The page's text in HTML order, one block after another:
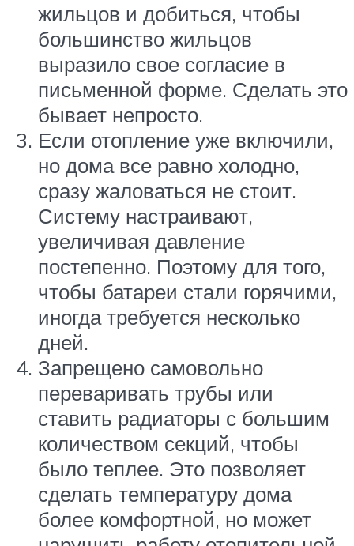
жильцов и добиться, чтобы
большинство жильцов
выразило свое согласие в
письменной форме. Сделать это
бывает непросто.
Если отопление уже включили,
но дома все равно холодно,
сразу жаловаться не стоит.
Систему настраивают,
увеличивая давление
постепенно. Поэтому для того,
чтобы батареи стали горячими,
иногда требуется несколько
дней.
Запрещено самовольно
переваривать трубы или
ставить радиаторы с большим
количеством секций, чтобы
было теплее. Это позволяет
сделать температуру дома
более комфортной, но может